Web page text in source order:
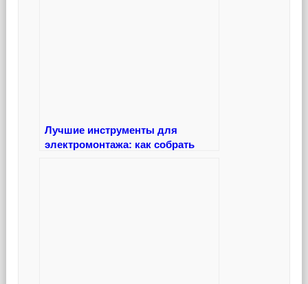
Лучшие инструменты для
электромонтажа: как собрать